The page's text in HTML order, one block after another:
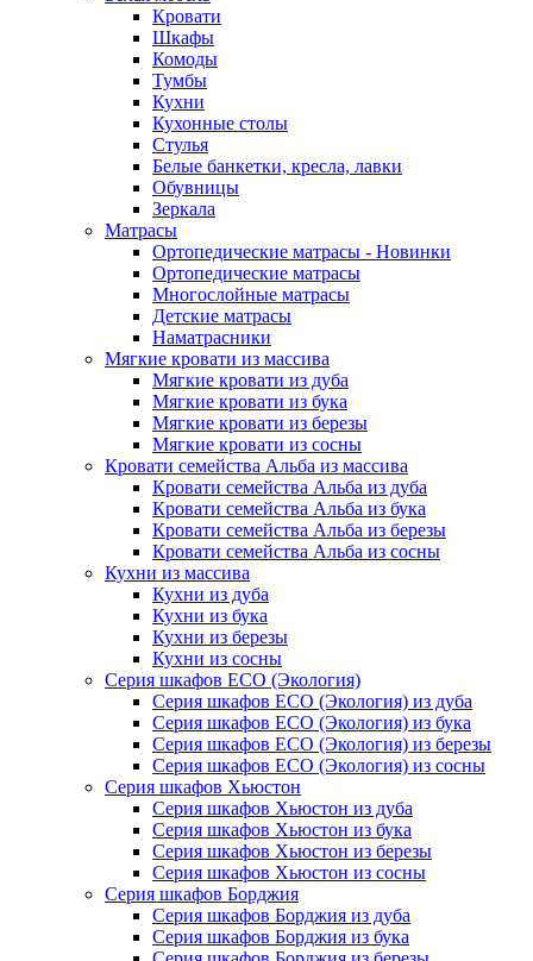
Кровати
Шкафы
Комоды
Тумбы
Кухни
Кухонные столы
Стулья
Белые банкетки, кресла, лавки
Обувницы
Зеркала
Матрасы
Ортопедические матрасы - Новинки
Ортопедические матрасы
Многослойные матрасы
Детские матрасы
Наматрасники
Мягкие кровати из массива
Мягкие кровати из дуба
Мягкие кровати из бука
Мягкие кровати из березы
Мягкие кровати из сосны
Кровати семейства Альба из массива
Кровати семейства Альба из дуба
Кровати семейства Альба из бука
Кровати семейства Альба из березы
Кровати семейства Альба из сосны
Кухни из массива
Кухни из дуба
Кухни из бука
Кухни из березы
Кухни из сосны
Серия шкафов ECO (Экология)
Серия шкафов ECO (Экология) из дуба
Серия шкафов ECO (Экология) из бука
Серия шкафов ECO (Экология) из березы
Серия шкафов ECO (Экология) из сосны
Серия шкафов Хьюстон
Серия шкафов Хьюстон из дуба
Серия шкафов Хьюстон из бука
Серия шкафов Хьюстон из березы
Серия шкафов Хьюстон из сосны
Серия шкафов Борджия
Серия шкафов Борджия из дуба
Серия шкафов Борджия из бука